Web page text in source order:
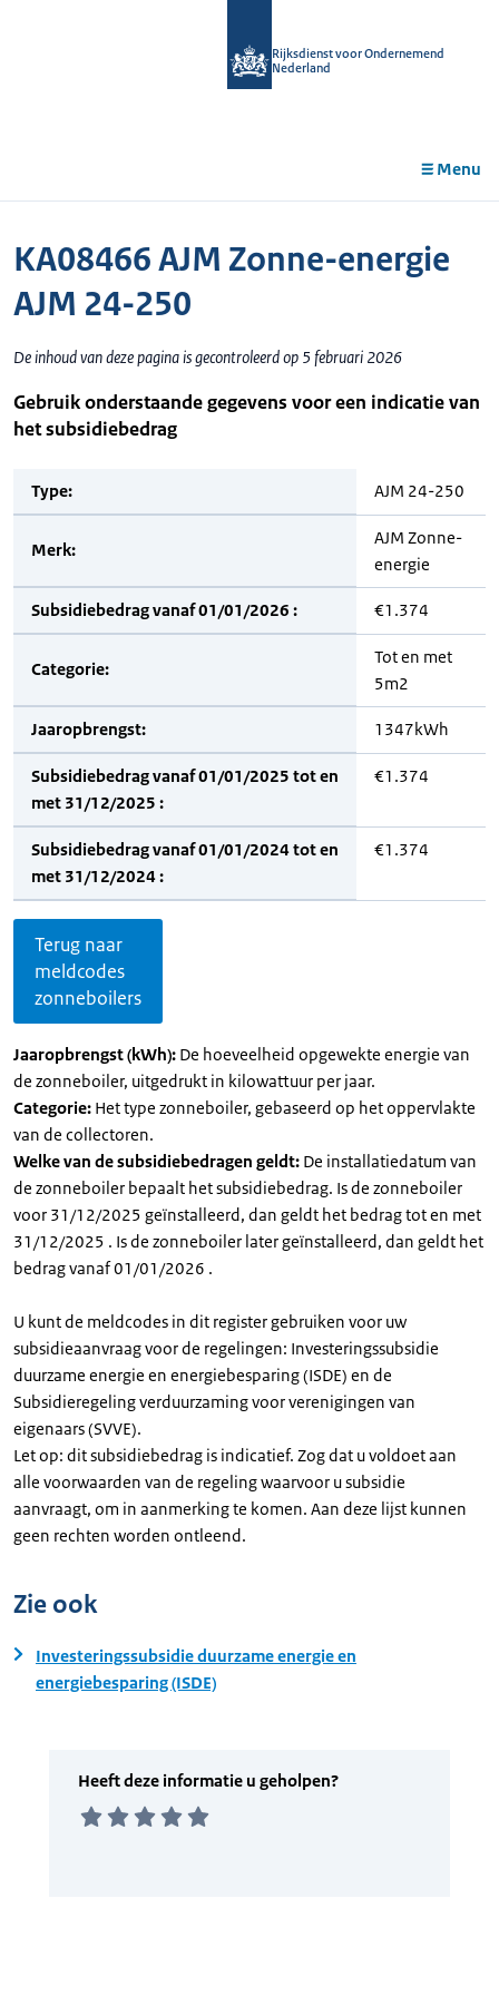
Rijksdienst voor Ondernemend
Nederland
Menu
KA08466 AJM Zonne-energie
AJM 24-250
De inhoud van deze pagina is gecontroleerd op 5 februari 2026
Gebruik onderstaande gegevens voor een indicatie van
het subsidiebedrag
Type: AJM 24-250
Merk:
AJM Zonne-
energie
Subsidiebedrag vanaf 01/01/2026 : €1.374
Categorie:
Tot en met
5m2
Jaaropbrengst: 1347kWh
Subsidiebedrag vanaf 01/01/2025 tot en
met 31/12/2025 :
€1.374
Subsidiebedrag vanaf 01/01/2024 tot en
met 31/12/2024 :
€1.374
Terug naar
meldcodes
zonneboilers
Jaaropbrengst (kWh): De hoeveelheid opgewekte energie van
de zonneboiler, uitgedrukt in kilowattuur per jaar.
Categorie: Het type zonneboiler, gebaseerd op het oppervlakte
van de collectoren.
Welke van de subsidiebedragen geldt: De installatiedatum van
de zonneboiler bepaalt het subsidiebedrag. Is de zonneboiler
voor 31/12/2025 geïnstalleerd, dan geldt het bedrag tot en met
31/12/2025 . Is de zonneboiler later geïnstalleerd, dan geldt het
bedrag vanaf 01/01/2026 .
U kunt de meldcodes in dit register gebruiken voor uw
subsidieaanvraag voor de regelingen: Investeringssubsidie
duurzame energie en energiebesparing (ISDE) en de
Subsidieregeling verduurzaming voor verenigingen van
eigenaars (SVVE).
Let op: dit subsidiebedrag is indicatief. Zog dat u voldoet aan
alle voorwaarden van de regeling waarvoor u subsidie
aanvraagt, om in aanmerking te komen. Aan deze lijst kunnen
geen rechten worden ontleend.
Zie ook
Investeringssubsidie duurzame energie en
energiebesparing (ISDE)